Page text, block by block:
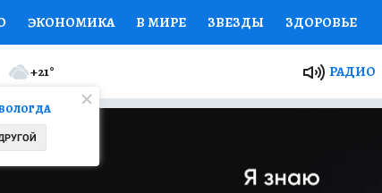
ЭКОНОМИКА В МИРЕ ЗВЕЗДЫ ЗДОРОВЬЕ
НАЦИОНАЛЬНЫЕ ПРОЕКТЫ РОССИИ
Я ЗНАЮ СЕМЬЯ ЖЕНСКИЕ СЕКРЕТЫ
+21° РАДИО